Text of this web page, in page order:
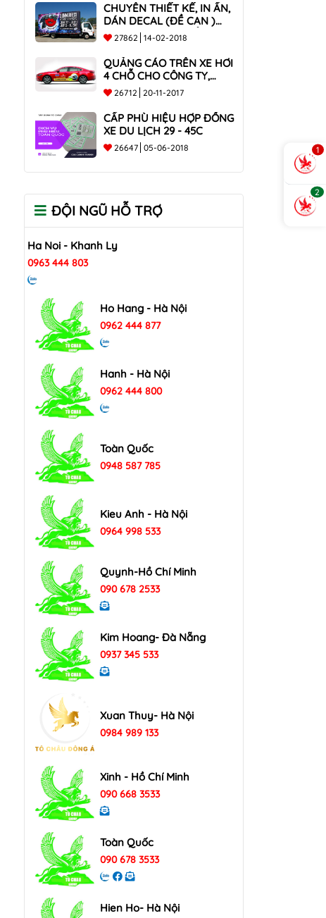
CHUYÊN THIẾT KẾ, IN ẤN,
DÁN DECAL (ĐỀ CAN )
TRÊN THÙNG XE TẢI CHO
CÔNG TY
27862 14-02-2018
QUẢNG CÁO TRÊN XE HƠI
4 CHỖ CHO CÔNG TY,
DOANH NGHIỆP
26712 20-11-2017
CẤP PHÙ HIỆU HỢP ĐỒNG
XE DU LỊCH 29 - 45C
26647 05-06-2018
ĐỘI NGŨ HỖ TRỢ
Ha Noi - Khanh Ly
0963 444 803
Ho Hang - Hà Nội
0962 444 877
Hanh - Hà Nội
0962 444 800
Toàn Quốc
0948 587 785
Kieu Anh - Hà Nội
0964 998 533
Quynh-Hồ Chí Minh
090 678 2533
Kim Hoang- Đà Nẵng
0937 345 533
Xuan Thuy- Hà Nội
0984 989 133
Xinh - Hồ Chí Minh
090 668 3533
Toàn Quốc
090 678 3533
Hien Ho- Hà Nội
1
2